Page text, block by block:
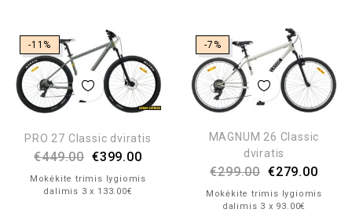
-11%
PRO 27 Classic dviratis
€449.00 €399.00
Mokėkite trimis lygiomis
dalimis 3 x 133.00€
-7%
MAGNUM 26 Classic
dviratis
€299.00 €279.00
Mokėkite trimis lygiomis
dalimis 3 x 93.00€